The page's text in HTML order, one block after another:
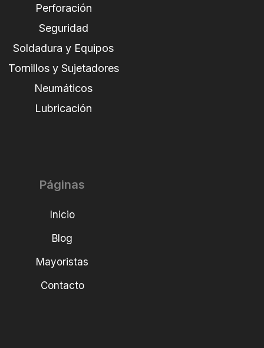
Perforación
Seguridad
Soldadura y Equipos
Tornillos y Sujetadores
Neumáticos
Lubricación
Páginas
Inicio
Blog
Mayoristas
Contacto